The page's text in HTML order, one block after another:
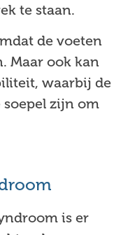
te staan.
de voeten
Maar ook kan
waarbij de
soepel zijn om
is er